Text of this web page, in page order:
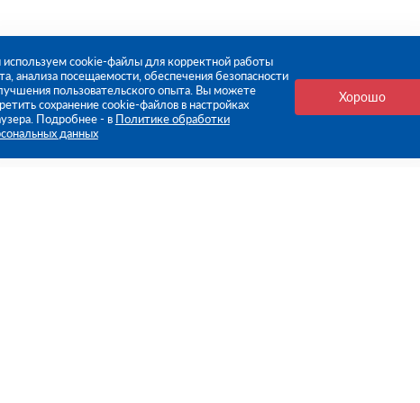
cookie-файлы для корректной работы
анализа посещаемости, обеспечения безопасности
пользовательского опыта. Вы можете
сохранение cookie-файлов в настройках
Подробнее - в Политике обработки
данных
Хорошо